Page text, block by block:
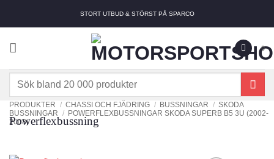
STORT UTBUD & STÖRST PÅ SPARCO
0
Sök
PRODUKTER / CHASSI OCH FJÄDRING / BUSSNINGAR / SKODA
BUSSNINGAR /
POWERFLEXBUSSNINGAR SKODA SUPERB B5 3U (2002-
2008)
Powerflexbussning